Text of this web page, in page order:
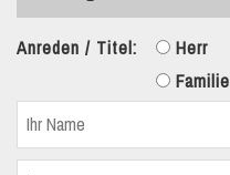
Anreden / Titel: Herr
Familie